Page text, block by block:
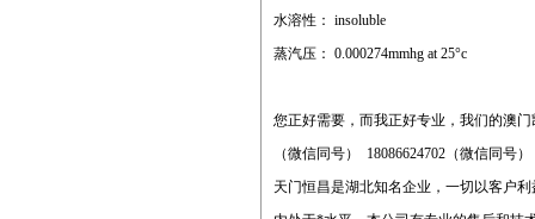
水溶性： insoluble
蒸汽压： 0.000274mmhg at 25°c
您正好需要，而我正好专业，我们的澳
（微信同号） 18086624702（微信同号
天门恒昌是湖北知名企业，一切以客户